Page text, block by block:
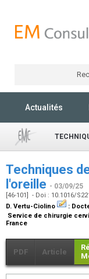
Actualités
Techniques
l'oreille - 03/09/25
[46-101] - Doi : 10.1016/
D. Vertu-Ciolino
:
Service de chirurgie
France
PDF Article